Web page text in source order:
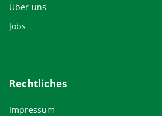
Über uns
Jobs
Rechtliches
Impressum